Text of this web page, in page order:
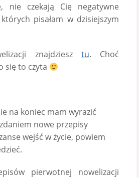
nie czekają Cię negatywne
pisałam w dzisiejszym
znajdziesz tu. Choć
się to czyta
na koniec mam wyrazić
nowe przepisy
wejść w życie, powiem
pierwotnej nowelizacji